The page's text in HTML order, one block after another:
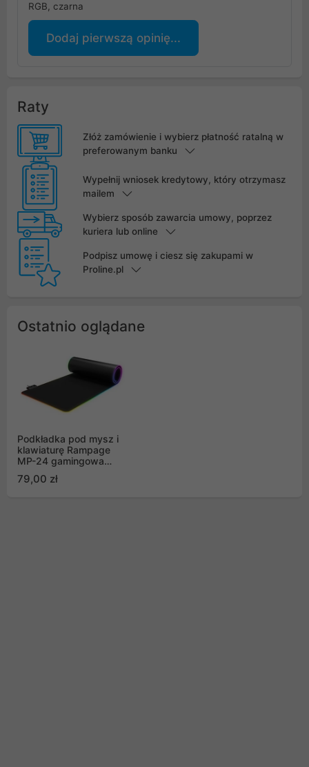
RGB, czarna
Dodaj pierwszą opinię...
Raty
Złóż zamówienie i wybierz płatność ratalną w
preferowanym banku
Wypełnij wniosek kredytowy, który otrzymasz
mailem
Wybierz sposób zawarcia umowy, poprzez
kuriera lub online
Podpisz umowę i ciesz się zakupami w
Proline.pl
Ostatnio oglądane
Podkładka pod mysz i
klawiaturę Rampage
MP-24 gamingowa
79,00 zł